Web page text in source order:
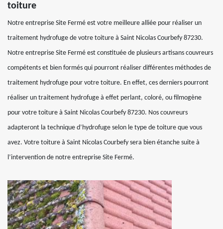
toiture
Notre entreprise Site Fermé est votre meilleure alliée pour réaliser un
traitement hydrofuge de votre toiture à Saint Nicolas Courbefy 87230.
Notre entreprise Site Fermé est constituée de plusieurs artisans couvreurs
compétents et bien formés qui pourront réaliser différentes méthodes de
traitement hydrofuge pour votre toiture. En effet, ces derniers pourront
réaliser un traitement hydrofuge à effet perlant, coloré, ou filmogène
pour votre toiture à Saint Nicolas Courbefy 87230. Nos couvreurs
adapteront la technique d’hydrofuge selon le type de toiture que vous
avez. Votre toiture à Saint Nicolas Courbefy sera bien étanche suite à
l’intervention de notre entreprise Site Fermé.